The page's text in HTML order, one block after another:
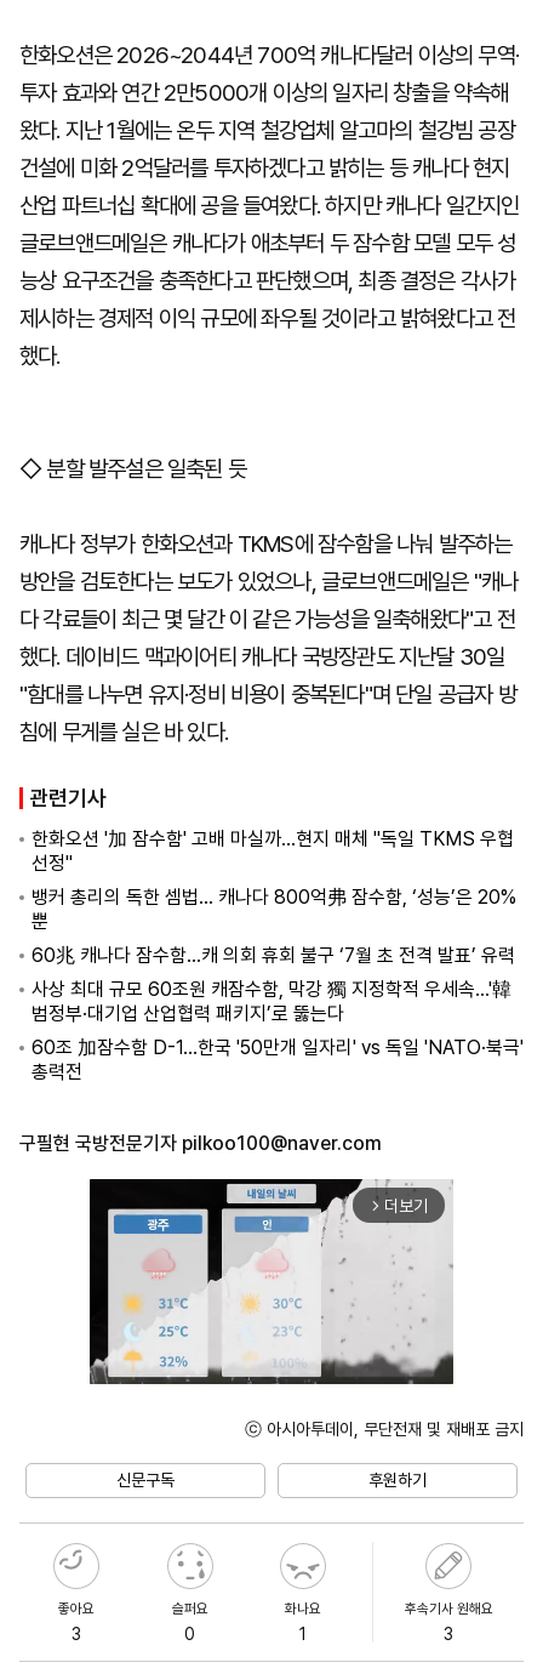
한화오션은 2026~2044년 700억 캐나다달러 이상의 무역·
투자 효과와 연간 2만5000개 이상의 일자리 창출을 약속해
왔다. 지난 1월에는 온두 지역 철강업체 알고마의 철강빔 공장
건설에 미화 2억달러를 투자하겠다고 밝히는 등 캐나다 현지
산업 파트너십 확대에 공을 들여왔다. 하지만 캐나다 일간지인
글로브앤드메일은 캐나다가 애초부터 두 잠수함 모델 모두 성
능상 요구조건을 충족한다고 판단했으며, 최종 결정은 각사가
제시하는 경제적 이익 규모에 좌우될 것이라고 밝혀왔다고 전
했다.
◇ 분할 발주설은 일축된 듯
캐나다 정부가 한화오션과 TKMS에 잠수함을 나눠 발주하는
방안을 검토한다는 보도가 있었으나, 글로브앤드메일은 "캐나
다 각료들이 최근 몇 달간 이 같은 가능성을 일축해왔다"고 전
했다. 데이비드 맥과이어티 캐나다 국방장관도 지난달 30일
"함대를 나누면 유지·정비 비용이 중복된다"며 단일 공급자 방
침에 무게를 실은 바 있다.
관련기사
한화오션 '加 잠수함' 고배 마실까…현지 매체 "독일 TKMS 우협
선정"
뱅커 총리의 독한 셈법… 캐나다 800억弗 잠수함, ‘성능’은 20%
뿐
60兆 캐나다 잠수함…캐 의회 휴회 불구 ‘7월 초 전격 발표’ 유력
사상 최대 규모 60조원 캐잠수함, 막강 獨 지정학적 우세속...'韓
범정부·대기업 산업협력 패키지’로 뚫는다
60조 加잠수함 D-1…한국 '50만개 일자리' vs 독일 'NATO·북극'
총력전
구필현 국방전문기자 pilkoo100@naver.com
arrow_forward_ios 더보기
ⓒ 아시아투데이, 무단전재 및 재배포 금지
신문구독 후원하기
좋아요
3
슬퍼요
0
화나요
1
후속기사 원해요
3